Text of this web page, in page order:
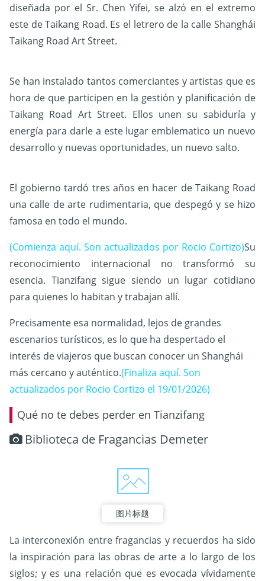
diseñada por el Sr. Chen Yifei, se alzó en el extremo
este de Taikang Road. Es el letrero de la calle Shanghái
Taikang Road Art Street.
Se han instalado tantos comerciantes y artistas que es
hora de que participen en la gestión y planificación de
Taikang Road Art Street. Ellos unen su sabiduría y
energía para darle a este lugar emblematico un nuevo
desarrollo y nuevas oportunidades, un nuevo salto.
El gobierno tardó tres años en hacer de Taikang Road
una calle de arte rudimentaria, que despegó y se hizo
famosa en todo el mundo.
(Comienza aquí. Son actualizados por Rocio Cortizo)Su
reconocimiento internacional no transformó su
esencia. Tianzifang sigue siendo un lugar cotidiano
para quienes lo habitan y trabajan allí.
Precisamente esa normalidad, lejos de grandes
escenarios turísticos, es lo que ha despertado el
interés de viajeros que buscan conocer un Shanghái
más cercano y auténtico.(Finaliza aquí. Son
actualizados por Rocio Cortizo el 19/01/2026)
Qué no te debes perder en Tianzifang
Biblioteca de Fragancias Demeter
图片标题
La interconexión entre fragancias y recuerdos ha sido
la inspiración para las obras de arte a lo largo de los
siglos; y es una relación que es evocada vívidamente